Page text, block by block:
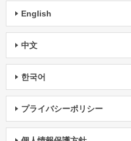
English
中文
한국어
プライバシーポリシー